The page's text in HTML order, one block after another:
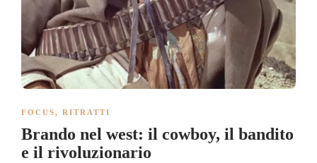
FOCUS, RITRATTI
Brando nel west: il cowboy, il bandito
e il rivoluzionario